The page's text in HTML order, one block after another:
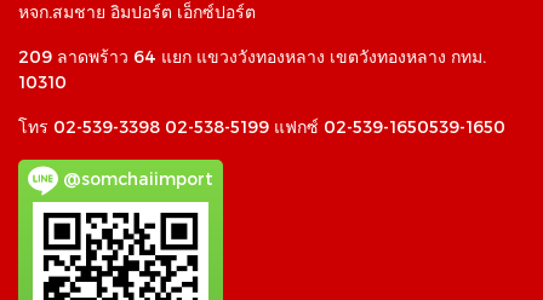
หจก.สมชาย อิมปอร์ต เอ็กซ์ปอร์ต
209 ลาดพร้าว 64 แยก แขวงวังทองหลาง เขตวังทองหลาง กทม.
10310
โทร 02-539-3398 02-538-5199 แฟกซ์ 02-539-1650539-1650
@somchaiimport